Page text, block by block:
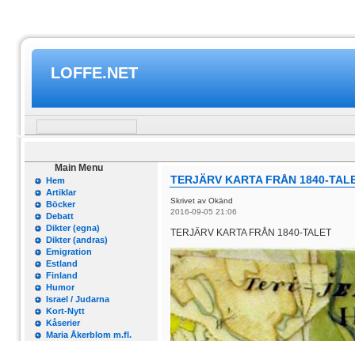
LOFFE.NET
Main Menu
Hem
Artiklar
Böcker
Debatt
Dikter (egna)
Dikter (andras)
Emigration
Estland
Finland
Humor
Israel / Judarna
Kort-Nytt
Kåserier
Maria Åkerblom m.fl.
TERJÄRV KARTA FRÅN 1840-
Skrivet av Okänd
2016-09-05 21:06
TERJÄRV KARTA FRÅN 1840-TALET